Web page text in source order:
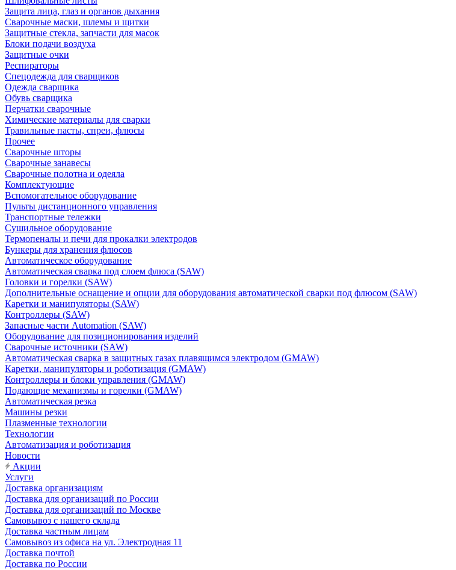
Защита лица, глаз и органов дыхания
Сварочные маски, шлемы и щитки
Защитные стекла, запчасти для масок
Блоки подачи воздуха
Защитные очки
Респираторы
Спецодежда для сварщиков
Одежда сварщика
Обувь сварщика
Перчатки сварочные
Химические материалы для сварки
Травильные пасты, спреи, флюсы
Прочее
Сварочные шторы
Сварочные занавесы
Сварочные полотна и одеяла
Комплектующие
Вспомогательное оборудование
Пульты дистанционного управления
Транспортные тележки
Сушильное оборудование
Термопеналы и печи для прокалки электродов
Бункеры для хранения флюсов
Автоматическое оборудование
Автоматическая сварка под слоем флюса (SAW)
Головки и горелки (SAW)
Дополнительные оснащение и опции для оборудования автоматической сварки под флюсом (SAW)
Каретки и манипуляторы (SAW)
Контроллеры (SAW)
Запасные части Automation (SAW)
Оборудование для позиционирования изделий
Сварочные источники (SAW)
Автоматическая сварка в защитных газах плавящимся электродом (GMAW)
Каретки, манипуляторы и роботизация (GMAW)
Контроллеры и блоки управления (GMAW)
Подающие механизмы и горелки (GMAW)
Автоматическая резка
Машины резки
Плазменные технологии
Технологии
Автоматизация и роботизация
Новости
Акции
Услуги
Доставка организациям
Доставка для организаций по России
Доставка для организаций по Москве
Самовывоз с нашего склада
Доставка частным лицам
Самовывоз из офиса на ул. Электродная 11
Доставка почтой
Доставка по России